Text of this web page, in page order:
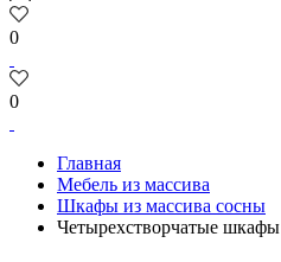
0
0
Главная
Мебель из массива
Шкафы из массива сосны
Четырехстворчатые шкафы